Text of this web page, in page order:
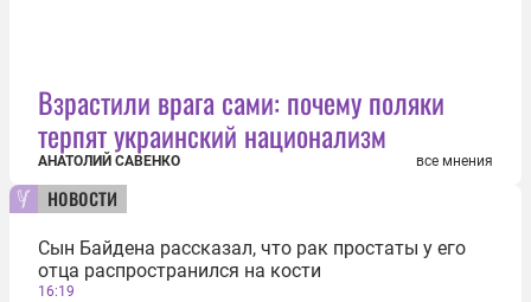
Взрастили врага сами: почему поляки
терпят украинский национализм
АНАТОЛИЙ САВЕНКО все мнения
новости
Сын Байдена рассказал, что рак простаты у его
отца распространился на кости
16:19